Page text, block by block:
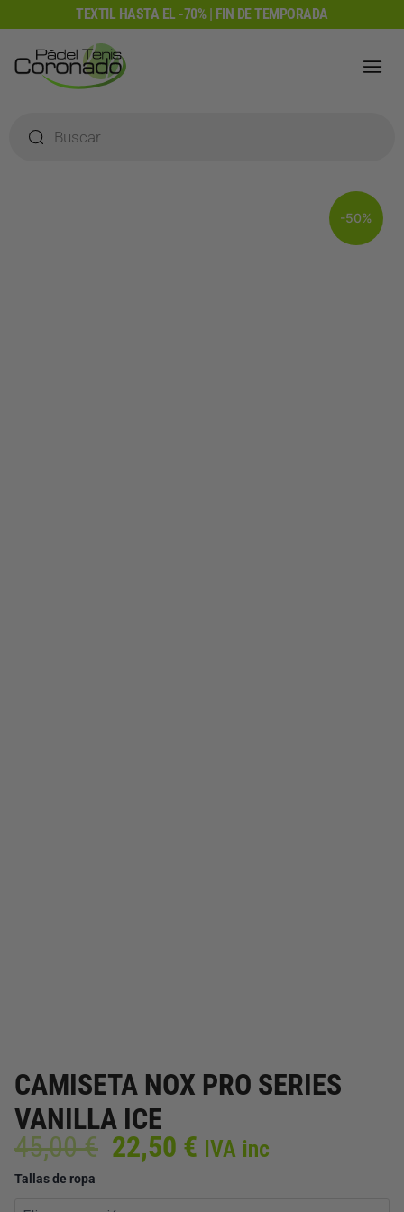
al
contenido
TEXTIL HASTA EL -70% | FIN DE TEMPORADA
productos
-50%
CAMISETA NOX PRO SERIES
VANILLA ICE
45,00€ El
precio
22,50 € El
precio
IVA inc
Tallas de ropa
CAMISETA